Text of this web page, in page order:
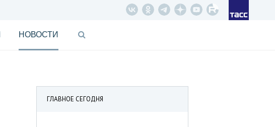
НОВОСТИ
ГЛАВНОЕ СЕГОДНЯ